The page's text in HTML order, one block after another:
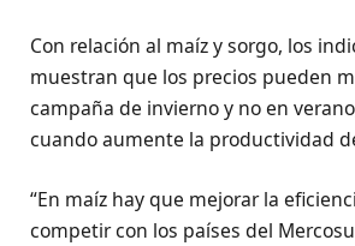
Con relación al maíz y sorgo, los
muestran que los precios pueden
campaña de invierno y no en
cuando aumente la productividad
“En maíz hay que mejorar la
competir con los países del